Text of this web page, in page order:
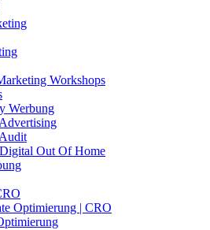
Workshops
Werbung
Out Of Home
Optimierung | CRO